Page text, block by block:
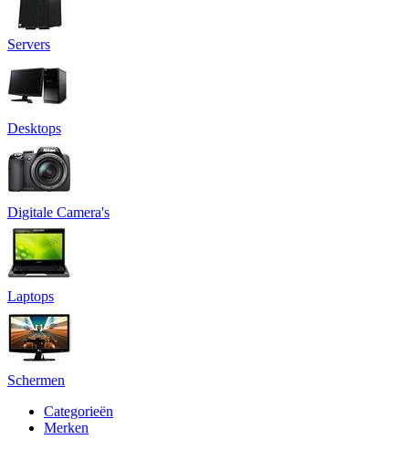
Servers
Desktops
Digitale Camera's
Laptops
Schermen
Categorieën
Merken